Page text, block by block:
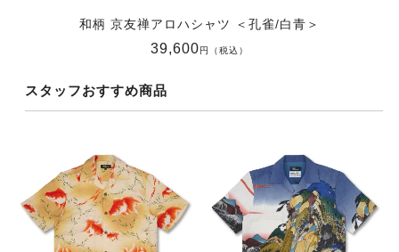
和柄 京友禅アロハシャツ ＜孔雀/白青＞
39,600円（税込）
スタッフおすすめ商品